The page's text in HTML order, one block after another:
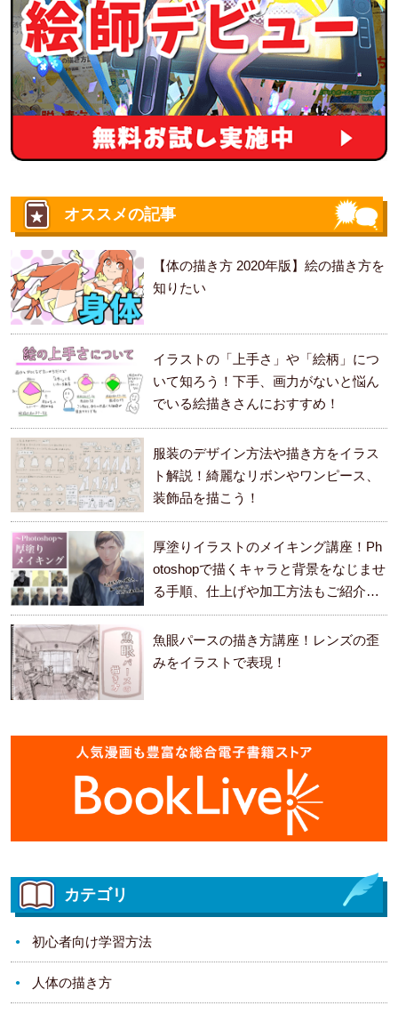
オススメの記事
【体の描き方 2020年版】絵の描き方を
知りたい
イラストの「上手さ」や「絵柄」につ
いて知ろう！下手、画力がないと悩ん
でいる絵描きさんにおすすめ！
服装のデザイン方法や描き方をイラス
ト解説！綺麗なリボンやワンピース、
装飾品を描こう！
厚塗りイラストのメイキング講座！Ph
otoshopで描くキャラと背景をなじませ
る手順、仕上げや加工方法もご紹介し
ます。
魚眼パースの描き方講座！レンズの歪
みをイラストで表現！
カテゴリ
初心者向け学習方法
人体の描き方